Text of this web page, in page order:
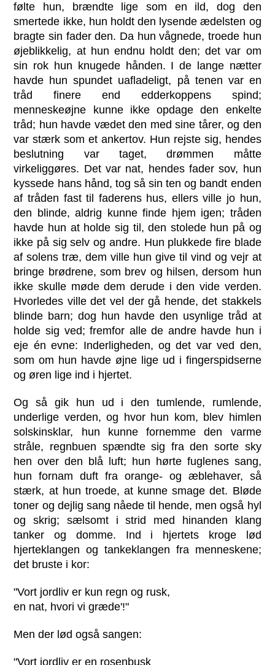
følte hun, brændte lige som en ild, dog den
smertede ikke, hun holdt den lysende ædelsten og
bragte sin fader den. Da hun vågnede, troede hun
øjeblikkelig, at hun endnu holdt den; det var om
sin rok hun knugede hånden. I de lange nætter
havde hun spundet uafladeligt, på tenen var en
tråd finere end edderkoppens spind;
menneskeøjne kunne ikke opdage den enkelte
tråd; hun havde vædet den med sine tårer, og den
var stærk som et ankertov. Hun rejste sig, hendes
beslutning var taget, drømmen måtte
virkeliggøres. Det var nat, hendes fader sov, hun
kyssede hans hånd, tog så sin ten og bandt enden
af tråden fast til faderens hus, ellers ville jo hun,
den blinde, aldrig kunne finde hjem igen; tråden
havde hun at holde sig til, den stolede hun på og
ikke på sig selv og andre. Hun plukkede fire blade
af solens træ, dem ville hun give til vind og vejr at
bringe brødrene, som brev og hilsen, dersom hun
ikke skulle møde dem derude i den vide verden.
Hvorledes ville det vel der gå hende, det stakkels
blinde barn; dog hun havde den usynlige tråd at
holde sig ved; fremfor alle de andre havde hun i
eje én evne: Inderligheden, og det var ved den,
som om hun havde øjne lige ud i fingerspidserne
og øren lige ind i hjertet.
Og så gik hun ud i den tumlende, rumlende,
underlige verden, og hvor hun kom, blev himlen
solskinsklar, hun kunne fornemme den varme
stråle, regnbuen spændte sig fra den sorte sky
hen over den blå luft; hun hørte fuglenes sang,
hun fornam duft fra orange- og æblehaver, så
stærk, at hun troede, at kunne smage det. Bløde
toner og dejlig sang nåede til hende, men også hyl
og skrig; sælsomt i strid med hinanden klang
tanker og domme. Ind i hjertets kroge lød
hjerteklangen og tankeklangen fra menneskene;
det bruste i kor:
"Vort jordliv er kun regn og rusk,
en nat, hvori vi græde'!"
Men der lød også sangen:
"Vort jordliv er en rosenbusk